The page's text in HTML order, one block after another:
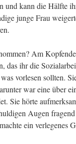
und kann die Hälfte
junge Frau
Am
das ihr die
vorlesen sollten.
war eine über
Sie hörte
Augen
ein verlegenes